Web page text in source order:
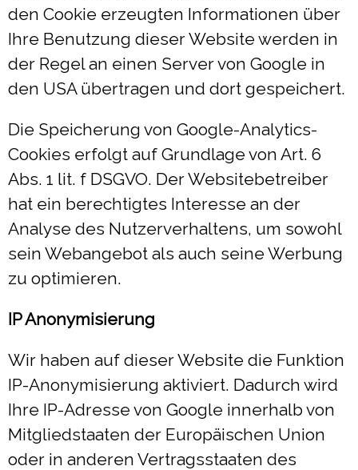
den Cookie erzeugten Informationen über
Ihre Benutzung dieser Website werden in
der Regel an einen Server von Google in
den USA übertragen und dort gespeichert.
Die Speicherung von Google-Analytics-
Cookies erfolgt auf Grundlage von Art. 6
Abs. 1 lit. f DSGVO. Der Websitebetreiber
hat ein berechtigtes Interesse an der
Analyse des Nutzerverhaltens, um sowohl
sein Webangebot als auch seine Werbung
zu optimieren.
IP Anonymisierung
Wir haben auf dieser Website die Funktion
IP-Anonymisierung aktiviert. Dadurch wird
Ihre IP-Adresse von Google innerhalb von
Mitgliedstaaten der Europäischen Union
oder in anderen Vertragsstaaten des